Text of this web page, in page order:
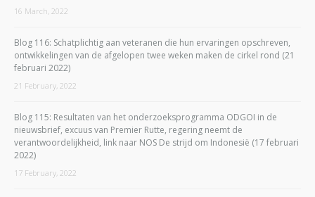
16 March, 2022
Blog 116: Schatplichtig aan veteranen die hun ervaringen opschreven,
ontwikkelingen van de afgelopen twee weken maken de cirkel rond (21
februari 2022)
21 February, 2022
Blog 115: Resultaten van het onderzoeksprogramma ODGOI in de
nieuwsbrief, excuus van Premier Rutte, regering neemt de
verantwoordelijkheid, link naar NOS De strijd om Indonesië (17 februari
2022)
17 February, 2022